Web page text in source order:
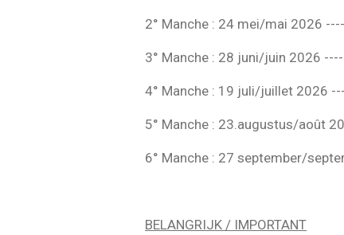
2° Manche : 24 mei/mai 2026
3° Manche : 28 juni/juin 2026
4° Manche : 19 juli/juillet 2026
5° Manche : 23.augustus/août
6° Manche : 27 september/
BELANGRIJK / IMPORTANT